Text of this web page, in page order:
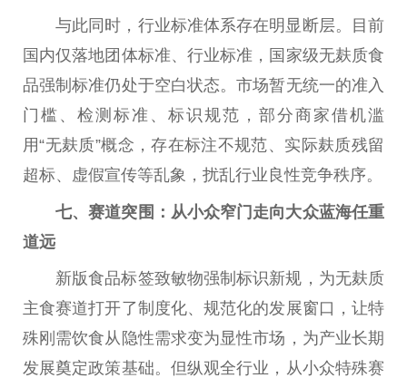
与此同时，行业标准体系存在明显断层。目前
国内仅落地团体标准、行业标准， 国家级无麸质食
品强制标准仍处于空白状态。市场暂无统一的准入
门槛、检测标准、标识规范，部分商家借机滥
用“无麸质”概念，存在标注不规范、实际麸质残留
超标、虚假宣传等乱象，扰乱行业良性竞争秩序。
七、赛道突围：从小众窄门走向大众蓝海任重
道远
新版食品标签致敏物强制标识新规，为无麸质
主食赛道打开了制度化、规范化的发展窗口，让特
殊刚需饮食从隐性需求变为显性市场，为产业长期
发展奠定政策基础。但纵观全行业，从小众特殊赛